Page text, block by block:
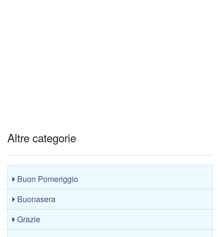
Altre categorie
Buon Pomeriggio
Buonasera
Grazie